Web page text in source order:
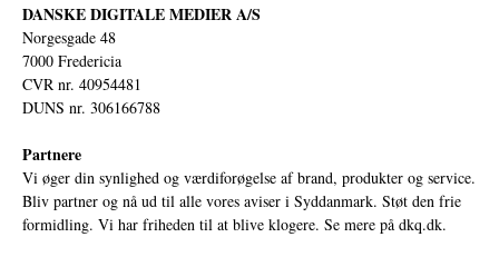
DANSKE DIGITALE MEDIER A/S
Norgesgade 48
7000 Fredericia
CVR nr. 40954481
DUNS nr. 306166788
Partnere
Vi øger din synlighed og værdiforøgelse af brand, produkter og service.
Bliv partner og nå ud til alle vores aviser i Syddanmark. Støt den frie
formidling. Vi har friheden til at blive klogere. Se mere på dkq.dk.